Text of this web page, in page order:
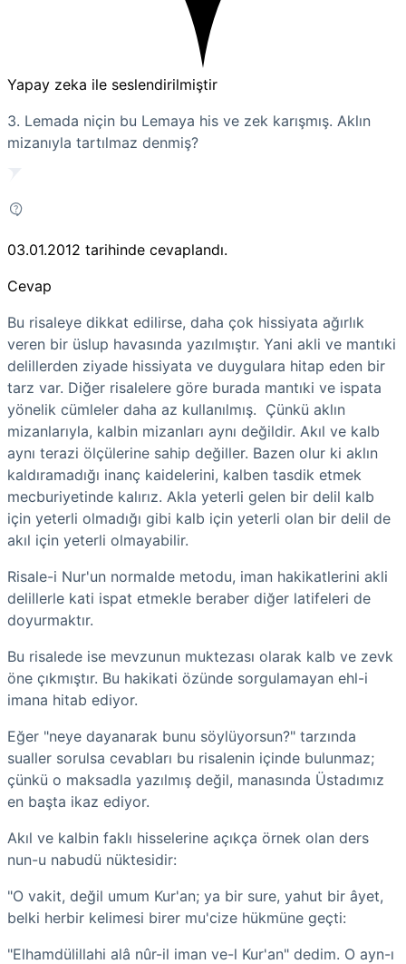
Yapay zeka ile seslendirilmiştir
3. Lemada niçin bu Lemaya his ve zek karışmış. Aklın
mizanıyla tartılmaz denmiş?
03.01.2012 tarihinde cevaplandı.
Cevap
Bu risaleye dikkat edilirse, daha çok hissiyata ağırlık
veren bir üslup havasında yazılmıştır. Yani akli ve mantıki
delillerden ziyade hissiyata ve duygulara hitap eden bir
tarz var. Diğer risalelere göre burada mantıki ve ispata
yönelik cümleler daha az kullanılmış. Çünkü aklın
mizanlarıyla, kalbin mizanları aynı değildir. Akıl ve kalb
aynı terazi ölçülerine sahip değiller. Bazen olur ki aklın
kaldıramadığı inanç kaidelerini, kalben tasdik etmek
mecburiyetinde kalırız. Akla yeterli gelen bir delil kalb
için yeterli olmadığı gibi kalb için yeterli olan bir delil de
akıl için yeterli olmayabilir.
Risale-i Nur'un normalde metodu, iman hakikatlerini akli
delillerle kati ispat etmekle beraber diğer latifeleri de
doyurmaktır.
Bu risalede ise mevzunun muktezası olarak kalb ve zevk
öne çıkmıştır. Bu hakikati özünde sorgulamayan ehl-i
imana hitab ediyor.
Eğer "neye dayanarak bunu söylüyorsun?" tarzında
sualler sorulsa cevabları bu risalenin içinde bulunmaz;
çünkü o maksadla yazılmış değil, manasında Üstadımız
en başta ikaz ediyor.
Akıl ve kalbin faklı hisselerine açıkça örnek olan ders
nun-u nabudü nüktesidir:
"O vakit, değil umum Kur'an; ya bir sure, yahut bir âyet,
belki herbir kelimesi birer mu'cize hükmüne geçti:
"Elhamdülillahi alâ nûr-il iman ve-l Kur'an" dedim. O ayn-ı